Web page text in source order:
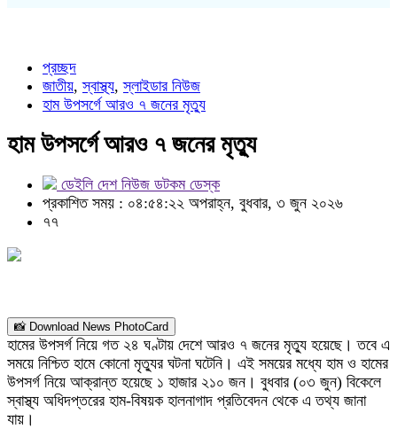
প্রচ্ছদ
জাতীয়,স্বাস্থ্য,স্লাইডার নিউজ
হাম উপসর্গে আরও ৭ জনের মৃত্যু
হাম উপসর্গে আরও ৭ জনের মৃত্যু
ডেইলি দেশ নিউজ ডটকম ডেস্ক
প্রকাশিত সময় : ০৪:৫৪:২২ অপরাহ্ন, বুধবার, ৩ জুন ২০২৬
৭৭
📸 Download News PhotoCard
হামের উপসর্গ নিয়ে গত ২৪ ঘণ্টায় দেশে আরও ৭ জনের মৃত্যু হয়েছে। তবে এ
সময়ে নিশ্চিত হামে কোনো মৃত্যুর ঘটনা ঘটেনি। এই সময়ের মধ্যে হাম ও হামের
উপসর্গ নিয়ে আক্রান্ত হয়েছে ১ হাজার ২১০ জন। বুধবার (০৩ জুন) বিকেলে
স্বাস্থ্য অধিদপ্তরের হাম-বিষয়ক হালনাগাদ প্রতিবেদন থেকে এ তথ্য জানা
যায়।